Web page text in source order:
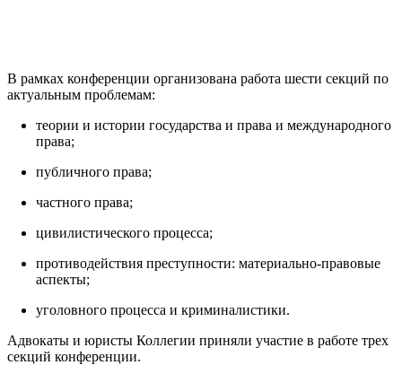
В рамках конференции организована работа шести секций по
актуальным проблемам:
теории и истории государства и права и международного
права;
публичного права;
частного права;
цивилистического процесса;
противодействия преступности: материально-правовые
аспекты;
уголовного процесса и криминалистики.
Адвокаты и юристы Коллегии приняли участие в работе трех
секций конференции.